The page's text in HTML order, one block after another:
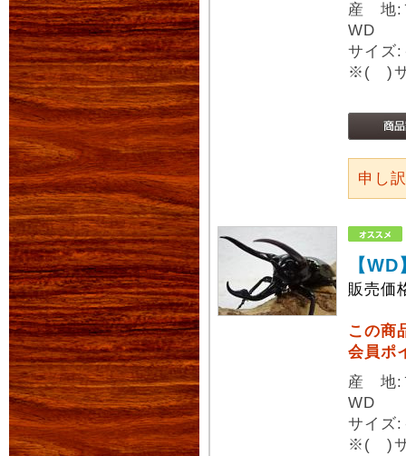
産 地:
WD
サイズ
※( )サ
申し
【
販売価
この商
会員ポ
産 地:
WD
サイズ
※( )サ